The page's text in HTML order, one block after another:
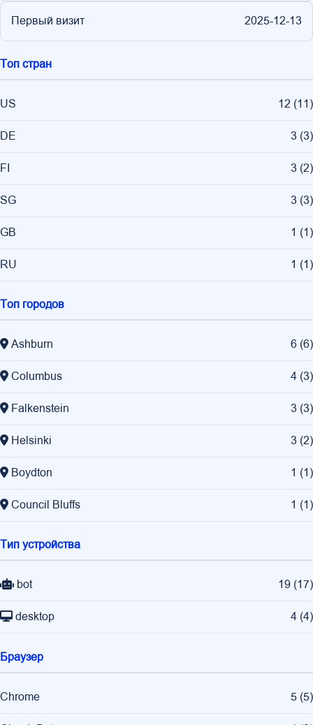
Первый визит 2025-12-13
Топ стран
US 12 (11)
DE 3 (3)
FI 3 (2)
SG 3 (3)
GB 1 (1)
RU 1 (1)
Топ городов
Ashburn 6 (6)
Columbus 4 (3)
Falkenstein 3 (3)
Helsinki 3 (2)
Boydton 1 (1)
Council Bluffs 1 (1)
Тип устройства
bot 19 (17)
desktop 4 (4)
Браузер
Chrome 5 (5)